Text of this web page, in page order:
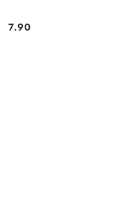
Cena:
7.90